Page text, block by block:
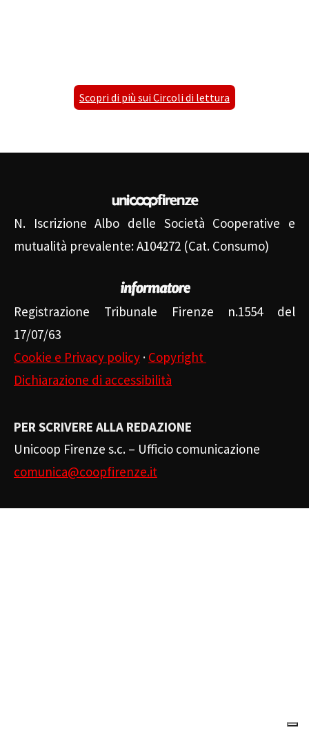
Scopri di più sui Circoli di lettura
N. Iscrizione Albo delle Società Cooperative e
mutualità prevalente: A104272 (Cat. Consumo)
Registrazione Tribunale Firenze n.1554 del
17/07/63
Cookie e Privacy policy · Copyright
Dichiarazione di accessibilità
PER SCRIVERE ALLA REDAZIONE
Unicoop Firenze s.c. – Ufficio comunicazione
comunica@coopfirenze.it